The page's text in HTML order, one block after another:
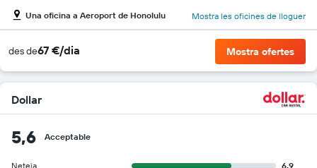
Una oficina a Aeroport de Honolulu Mostra les oficines de lloguer
des de67 €/dia Mostra ofertes
Dollar
5,6 Acceptable
Neteja
6.9